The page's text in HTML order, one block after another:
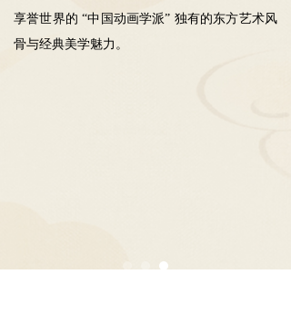
享誉世界的 “中国动画学派” 独有的东方艺术风
骨与经典美学魅力。